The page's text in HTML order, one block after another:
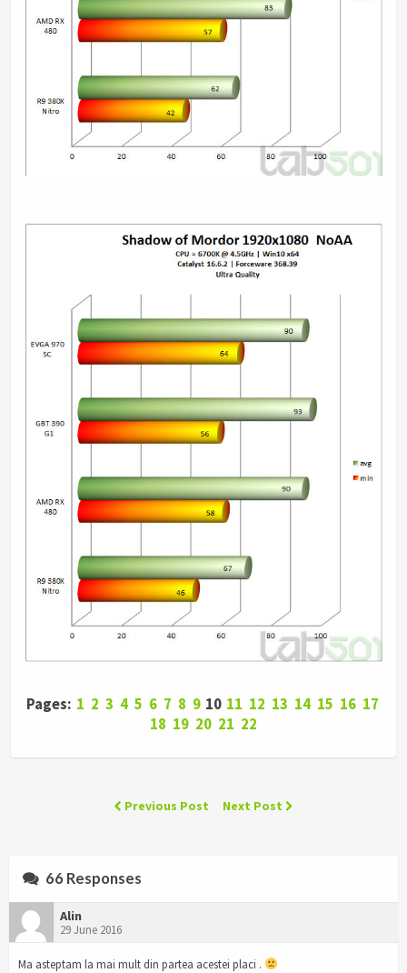
Pages: 1 2 3 4 5 6 7 8 9 10 11 12 13 14 15 16 17
18 19 20 21 22
Previous Post Next Post
66 Responses
Alin
29 June 2016
Ma asteptam la mai mult din partea acestei placi .